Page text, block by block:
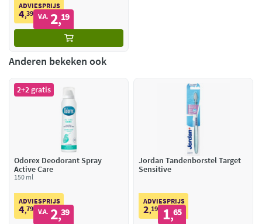
ADVIESPRIJS
4,39 V.A. 2,19
Anderen bekeken ook
2+2 gratis
Odorex Deodorant Spray
Active Care
150 ml
ADVIESPRIJS
4,79 V.A. 2,39
Jordan Tandenborstel Target
Sensitive
ADVIESPRIJS
2,19 1,65